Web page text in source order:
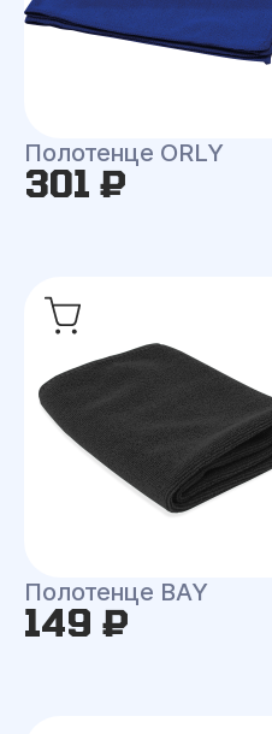
Полотенце ORLY
301 ₽
Полотенце BAY
149 ₽